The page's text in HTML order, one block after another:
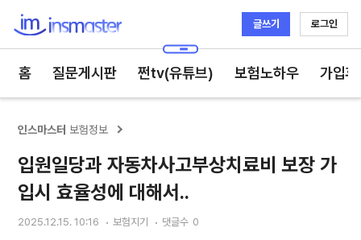
글쓰기 로그인
홈 질문게시판 쩐tv(유튜브) 보험노하우 가입
인스마스터 보험정보
입원일당과 자동차사고부상치료비 보장 가
입시 효율성에 대해서..
2025.12.15. 10:16 보험지기 댓글수 0